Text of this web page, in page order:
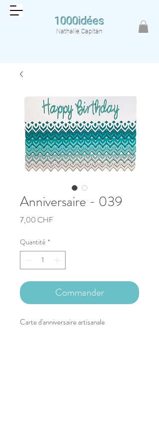
1000idées
Nathalie Capitan
Anniversaire - 039
7,00 CHFPrix
Quantité *
Commander
Carte d'anniversaire artisanale